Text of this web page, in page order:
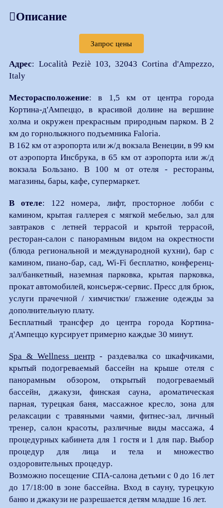
Описание
Запрос цены
Адрес: Località Peziè 103, 32043 Cortina d'Ampezzo,
Italy
Месторасположение: в 1,5 км от центра города
Кортина-д'Ампеццо, в красивой долине на вершине
холма и окружен прекрасным природным парком. В 2
км до горнолыжного подъемника Faloria.
В 162 км от аэропорта или ж/д вокзала Венеции, в 99 км
от аэропорта Инсбрука, в 65 км от аэропорта или ж/д
вокзала Бользано. В 100 м от отеля - рестораны,
магазины, бары, кафе, супермаркет.
В отеле: 122 номера, лифт, просторное лобби с
камином, крытая галлерея с мягкой мебелью, зал для
завтраков с летней террасой и крытой террасой,
ресторан-салон с панорамным видом на окрестности
(блюда региональной и международной кухни), бар с
камином, пиано-бар, сад, Wi-Fi бесплатно, конференц-
зал/банкетный, наземная парковка, крытая парковка,
прокат автомобилей, консьерж-сервис. Пресс для брюк,
услуги прачечной / химчистки/ глажение одежды за
дополнительную плату.
Бесплатный трансфер до центра города Кортина-
д'Ампеццо курсирует примерно каждые 30 минут.
Spa & Wellness центр - раздевалка со шкафчиками,
крытый подогреваемый бассейн на крыше отеля с
панорамным обзором, открытый подогреваемый
бассейн, джакузи, финская сауна, ароматическая
парная, турецкая баня, массажное кресло, зона для
релаксации с травяными чаями, фитнес-зал, личный
тренер, салон красоты, различные виды массажа, 4
процедурных кабинета для 1 гостя и 1 для пар. Выбор
процедур для лица и тела и множество
оздоровительных процедур.
Возможно посещение СПА-салона детьми с 0 до 16 лет
до 17/18:00 в зоне бассейна. Вход в сауну, турецкую
баню и джакузи не разрешается детям младше 16 лет.